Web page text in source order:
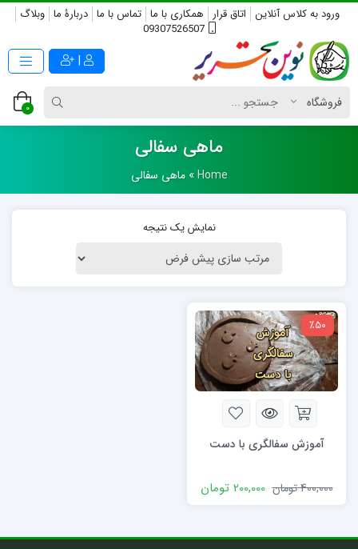
ورود به کلاس آنلاین اتاق قرار همکاری با ما تماس با ما دربارۀ ما وبلاگ
09307526507
|
0
ماهی سفالی
Home
»ماهی سفالی
نمایش یک نتیجه
٪50
آموزش سفالگری با دست
400,000تومان 200,000 تومان